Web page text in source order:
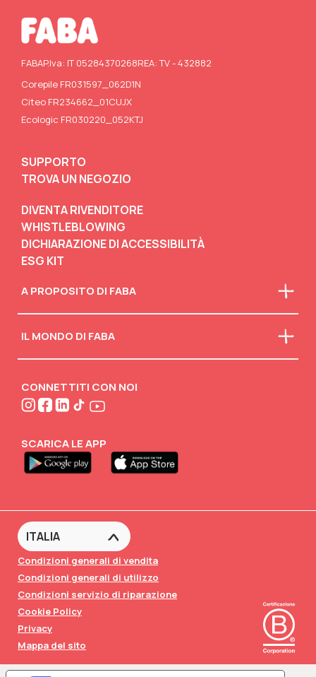
FABAP.Iva: IT 05284370268REA: TV - 432882
Corepile FR031597_062D1N
Citeo FR234662_01CUJX
Ecologic FR030220_052KTJ
SUPPORTO
TROVA UN NEGOZIO
DIVENTA RIVENDITORE
WHISTLEBLOWING
DICHIARAZIONE DI ACCESSIBILITÀ
ESG KIT
A PROPOSITO DI FABA
La nostra mission
Faba in classe
IL MONDO DI FABA
Attività creative
FABA•BLOG
CONNETTITI CON NOI
SCARICA LE APP
Condizioni generali di vendita
Condizioni generali di utilizzo
Condizioni servizio di riparazione
Cookie Policy
Privacy
Mappa del sito